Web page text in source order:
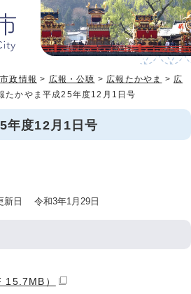
市政情報 > 広報・公聴 > 広報たかやま > 広
たかやま平成25年度12月1日号
年度12月1日号
日 令和3年1月29日
15.7MB）